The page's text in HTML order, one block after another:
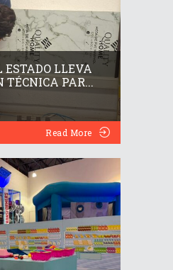
ESTADO LLEVA
TÉCNICA PAR...
Read More